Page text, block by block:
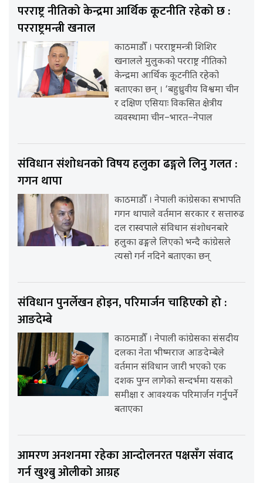
परराष्ट्र नीतिको केन्द्रमा आर्थिक कूटनीति रहेको छ :
परराष्ट्रमन्त्री खनाल
काठमाडौँ । परराष्ट्रमन्त्री शिशिर
खनालले मुलुकको परराष्ट्र नीतिको
केन्द्रमा आर्थिक कूटनीति रहेको
बताएका छन् । ‘बहुध्रुवीय विश्वमा चीन
र दक्षिण एसियाः विकसित क्षेत्रीय
व्यवस्थामा चीन–भारत–नेपाल
संविधान संशोधनको विषय हलुका ढङ्गले लिनु गलत :
गगन थापा
काठमाडौँ । नेपाली कांग्रेसका सभापति
गगन थापाले वर्तमान सरकार र सत्तारुढ
दल रास्वपाले संविधान संशोधनबारे
हलुका ढङ्गले लिएको भन्दै कांग्रेसले
त्यसो गर्न नदिने बताएका छन्
संविधान पुनर्लेखन होइन, परिमार्जन चाहिएको हो :
आङदेम्बे
काठमाडौँ । नेपाली कांग्रेसका संसदीय
दलका नेता भीष्मराज आङदेम्बेले
वर्तमान संविधान जारी भएको एक
दशक पुग्न लागेको सन्दर्भमा यसको
समीक्षा र आवश्यक परिमार्जन गर्नुपर्ने
बताएका
आमरण अनशनमा रहेका आन्दोलनरत पक्षसँग संवाद
गर्न खुश्बु ओलीको आग्रह